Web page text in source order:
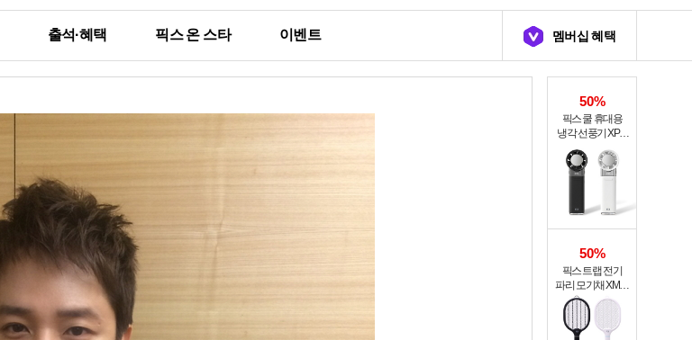
출석·혜택 픽스 온 스타 이벤트 멤버십 혜택
50%
픽스 쿨 휴대용
냉각 선풍기 XPF-
50%
픽스 트랩 전기
파리 모기채 XMR-
301